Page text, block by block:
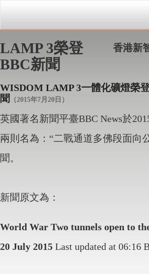
香港新
LAMP 3榮登
BBC新聞
WISDOM LAMP 3一體化礦燈榮
聞
（2015年7月20日）
英國著名新聞平臺BBC News於
兩則名為：“二戰通道多佛段面向
聞。
新聞原文為：
World War Two tunnels open to
20 July 2015 Last updated at 06:16